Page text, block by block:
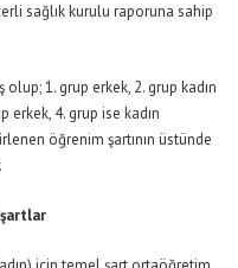
sağlık kurulu raporuna sahip
1. grup erkek, 2. grup kadın
erkek, 4. grup ise kadın
öğrenim şartının üstünde